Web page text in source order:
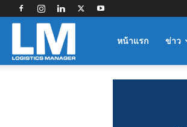
Logisticsหน้าแรก ข่าว